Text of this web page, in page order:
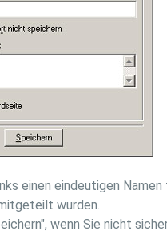
einen eindeutigen
wurden.
wenn Sie nicht